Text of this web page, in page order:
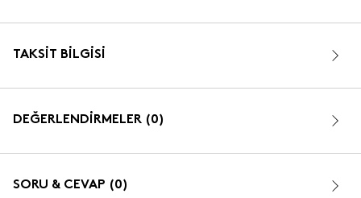
TAKSIT BILGISI
DEĞERLENDİRMELER (0)
SORU & CEVAP (0)